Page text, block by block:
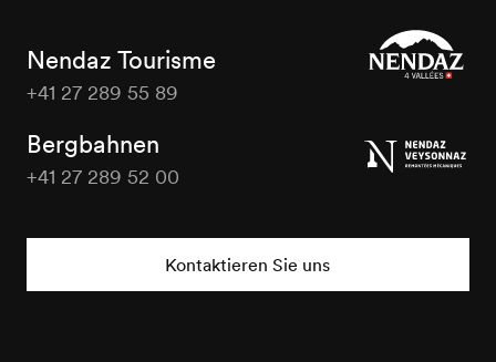
Nendaz Tourisme
+41 27 289 55 89
Bergbahnen
+41 27 289 52 00
Kontaktieren Sie uns